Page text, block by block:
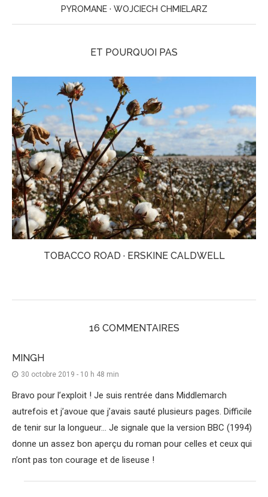
PYROMANE · WOJCIECH CHMIELARZ
ET POURQUOI PAS
TOBACCO ROAD · ERSKINE CALDWELL
16 COMMENTAIRES
MINGH
30 octobre 2019 - 10 h 48 min
Bravo pour l’exploit ! Je suis rentrée dans Middlemarch
autrefois et j’avoue que j’avais sauté plusieurs pages. Difficile
de tenir sur la longueur… Je signale que la version BBC (1994)
donne un assez bon aperçu du roman pour celles et ceux qui
n’ont pas ton courage et de liseuse !